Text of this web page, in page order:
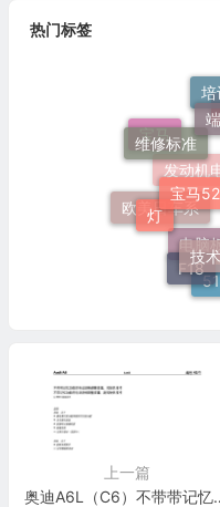
热门标签
发动机
电脑
欧美日车系
宝马
培
F18
灯
维修标准
技
宝马
上一篇
奥迪A6L（C6）不带带记忆